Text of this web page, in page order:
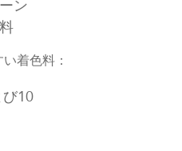
ン
着色料：
10